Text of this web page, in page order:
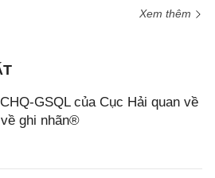
Xem thêm
GSQL của Cục Hải quan về
ghi nhãn®